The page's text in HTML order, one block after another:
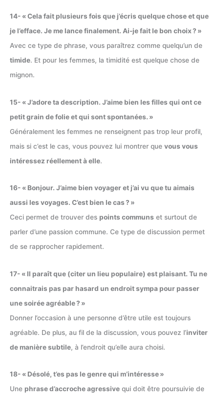
14- « Cela fait plusieurs fois que j’écris quelque chose et que
je l’efface. Je me lance finalement. Ai-je fait le bon choix ? »
Avec ce type de phrase, vous paraîtrez comme quelqu’un de
timide. Et pour les femmes, la timidité est quelque chose de
mignon.
15- « J’adore ta description. J’aime bien les filles qui ont ce
petit grain de folie et qui sont spontanées. »
Généralement les femmes ne renseignent pas trop leur profil,
mais si c’est le cas, vous pouvez lui montrer que vous vous
intéressez réellement à elle.
16- « Bonjour. J’aime bien voyager et j’ai vu que tu aimais
aussi les voyages. C’est bien le cas ? »
Ceci permet de trouver des points communs et surtout de
parler d’une passion commune. Ce type de discussion permet
de se rapprocher rapidement.
17- « Il paraît que (citer un lieu populaire) est plaisant. Tu ne
connaitrais pas par hasard un endroit sympa pour passer
une soirée agréable ? »
Donner l’occasion à une personne d’être utile est toujours
agréable. De plus, au fil de la discussion, vous pouvez l’inviter
de manière subtile, à l’endroit qu’elle aura choisi.
18- « Désolé, t’es pas le genre qui m’intéresse »
Une phrase d’accroche agressive qui doit être poursuivie de